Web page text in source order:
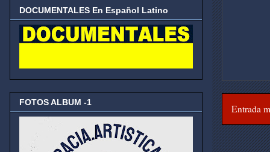
Entrada
DOCUMENTALES En Español Latino
FOTOS ALBUM -1